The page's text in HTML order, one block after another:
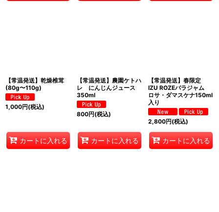
【常温発送】乾燥椎茸
(80g〜110g)
1,000円(税込)
カートに入れる
【常温発送】農園ケトハ
レ にんじんジュース
350ml
800円(税込)
カートに入れる
【常温発送】春限定
IZU ROZEバラジャム
ロサ・ダマスケナ150ml
入り
2,800円(税込)
カートに入れる